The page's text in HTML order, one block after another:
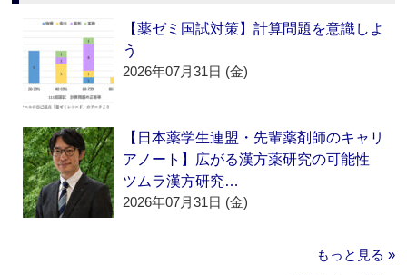
【薬ゼミ国試対策】計算問題を意識しよ
う
2026年07月31日 (金)
【日本薬学生連盟・先輩薬剤師のキャリ
アノート】広がる漢方薬研究の可能性
ツムラ漢方研究…
2026年07月31日 (金)
もっと見る »